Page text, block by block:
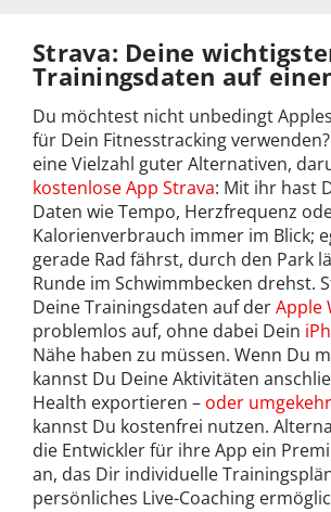
Strava: Deine
Trainingsdaten auf
Du möchtest nicht unbedingt
für Dein Fitnesstracking
eine Vielzahl guter Alternativen,
kostenlose App Strava: Mit ihr hast
Daten wie Tempo, Herzfrequenz
Kalorienverbrauch immer im Blick;
gerade Rad fährst, durch den Park
Runde im Schwimmbecken drehst.
Deine Trainingsdaten auf derApple
problemlos auf, ohne dabei Dein
Nähe haben zu müssen. Wenn Du
kannst Du Deine Aktivitäten
Health exportieren – oder
kannst Du kostenfrei nutzen.
die Entwickler für ihre App ein
an, das Dir individuelle
persönliches Live-Coaching